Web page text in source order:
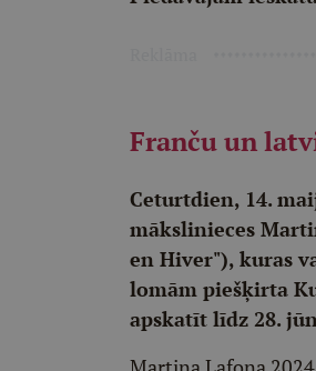
Franču un
Ceturtdien, 14.
mākslinieces
en Hiver"), kuras
lomām piešķirta
apskatīt līdz 28.